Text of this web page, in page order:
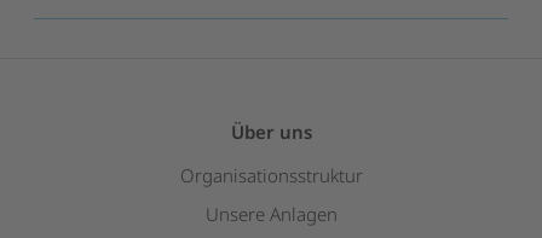
Über uns
Organisationsstruktur
Unsere Anlagen